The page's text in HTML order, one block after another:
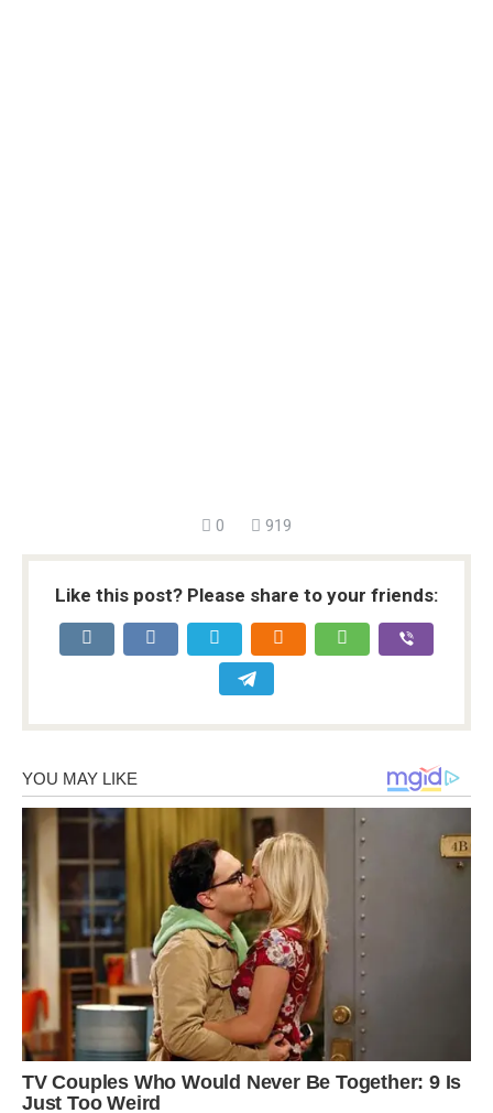
0 919
Like this post? Please share to your friends: